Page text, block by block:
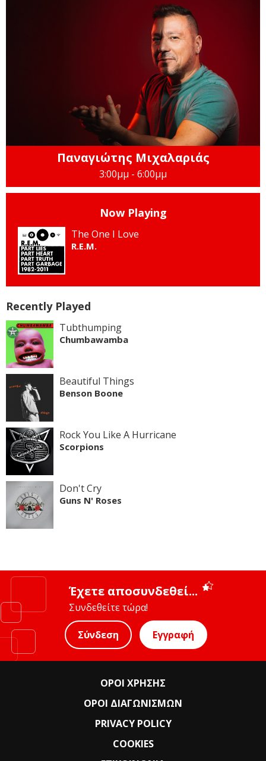
Παναγιώτης Μιχαλαριάς
3:00μμ - 6:00μμ
Now Playing
The One I Love
R.E.M.
Recently Played
Tubthumping
Chumbawamba
Beautiful Things
Benson Boone
Rock You Like A Hurricane
Scorpions
Don't Cry
Guns N' Roses
Έχετε αποσυνδεθεί...
Συνδεθείτε τώρα!
Σύνδεση Εγγραφή
ΟΡΟΙ ΧΡΗΣΗΣ
ΟΡΟΙ ΔΙΑΓΩΝΙΣΜΩΝ
PRIVACY POLICY
COOKIES